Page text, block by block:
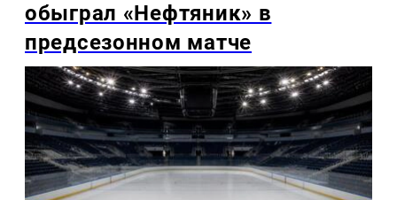
обыграл «Нефтяник» в
предсезонном матче